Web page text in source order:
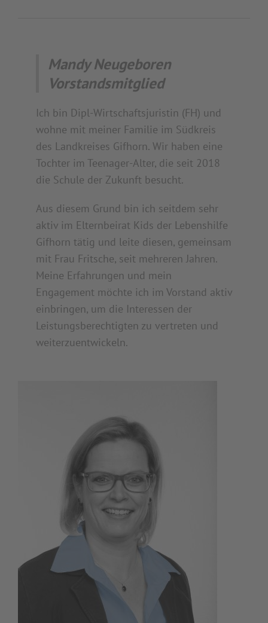
Mandy Neugeboren
Vorstandsmitglied
Ich bin Dipl-Wirtschaftsjuristin (FH) und
wohne mit meiner Familie im Südkreis
des Landkreises Gifhorn. Wir haben eine
Tochter im Teenager-Alter, die seit 2018
die Schule der Zukunft besucht.
Aus diesem Grund bin ich seitdem sehr
aktiv im Elternbeirat Kids der Lebenshilfe
Gifhorn tätig und leite diesen, gemeinsam
mit Frau Fritsche, seit mehreren Jahren.
Meine Erfahrungen und mein
Engagement möchte ich im Vorstand aktiv
einbringen, um die Interessen der
Leistungsberechtigten zu vertreten und
weiterzuentwickeln.